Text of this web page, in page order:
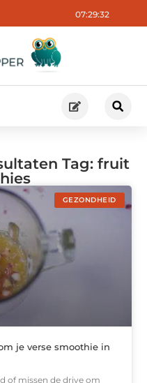
07:29:32
Tag: fruit
GEZONDHEID
je verse smoothie in
of missen de drive om